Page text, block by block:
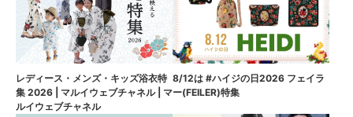
レディース・メンズ・キッズ浴衣特
集 2026 | マルイウェブチャネル | マ
ルイウェブチャネル
8/12は #ハイジの日2026 フェイラ
ー(FEILER)特集